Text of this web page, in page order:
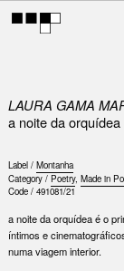
LAURA GAMA
a noite da orquídea
Label / Montanha
Category / Poetry, Made in
Code / 491081/21
a noite da orquídea é o
íntimos e
numa viagem interior.